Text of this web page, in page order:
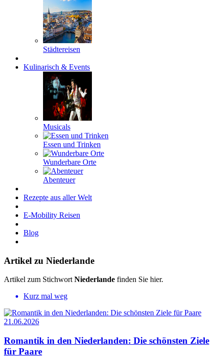
Städtereisen
Kulinarisch & Events
Musicals
Essen und Trinken
Wunderbare Orte
Abenteuer
Rezepte aus aller Welt
E-Mobility Reisen
Blog
Artikel zu Niederlande
Artikel zum StichwortNiederlande finden Sie hier.
Kurz mal weg
21.06.2026
Romantik in den Niederlanden: Die schönsten Ziele
für Paare